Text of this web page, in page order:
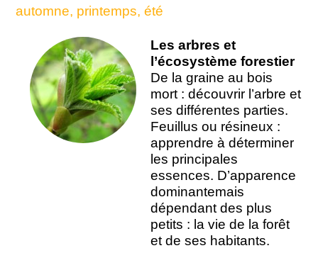
automne, printemps, été
Les arbres et
l’écosystème forestier
De la graine au bois
mort : découvrir l’arbre et
ses différentes parties.
Feuillus ou résineux :
apprendre à déterminer
les principales
essences. D’apparence
dominantemais
dépendant des plus
petits : la vie de la forêt
et de ses habitants.